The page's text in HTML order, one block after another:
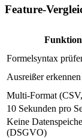
Feature-
Funktion
Formelsyntax
Ausreißer erkennen
Multi-Format
10 Sekunden pro
Keine
(DSGVO)